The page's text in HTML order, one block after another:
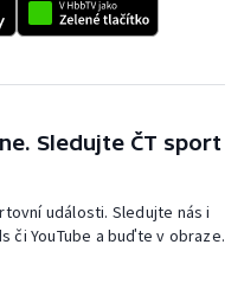
Sledujte ČT sport
události. Sledujte nás i
či YouTube a buďte v obraze.